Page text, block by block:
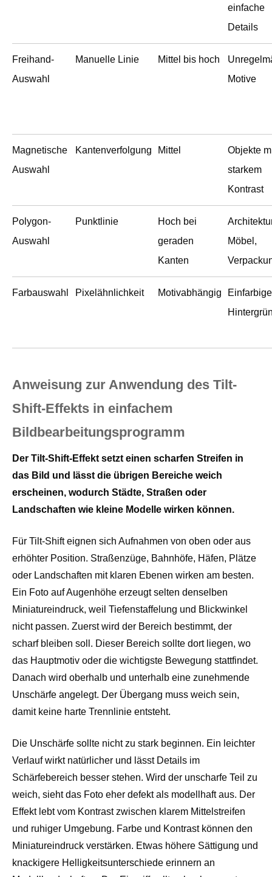
einfache
Details
Freihand-
Auswahl
Manuelle Linie Mittel bis hoch
Motive
Magnetische
Auswahl
Kantenverfolgung Mittel
Objekte
starkem
Kontrast
Polygon-
Auswahl
Punktlinie
Hoch bei
geraden
Kanten
Möbel,
Farbauswahl Pixelähnlichkeit Motivabhängig
Einfarbige
Anweisung zur Anwendung des Tilt-
Shift-Effekts in einfachem
Bildbearbeitungsprogramm
Der Tilt-Shift-Effekt setzt einen scharfen Streifen in
das Bild und lässt die übrigen Bereiche weich
erscheinen, wodurch Städte, Straßen oder
Landschaften wie kleine Modelle wirken können.
Für Tilt-Shift eignen sich Aufnahmen von oben oder aus
erhöhter Position. Straßenzüge, Bahnhöfe, Häfen, Plätze
oder Landschaften mit klaren Ebenen wirken am besten.
Ein Foto auf Augenhöhe erzeugt selten denselben
Miniatureindruck, weil Tiefenstaffelung und Blickwinkel
nicht passen. Zuerst wird der Bereich bestimmt, der
scharf bleiben soll. Dieser Bereich sollte dort liegen, wo
das Hauptmotiv oder die wichtigste Bewegung stattfindet.
Danach wird oberhalb und unterhalb eine zunehmende
Unschärfe angelegt. Der Übergang muss weich sein,
damit keine harte Trennlinie entsteht.
Die Unschärfe sollte nicht zu stark beginnen. Ein leichter
Verlauf wirkt natürlicher und lässt Details im
Schärfebereich besser stehen. Wird der unscharfe Teil zu
weich, sieht das Foto eher defekt als modellhaft aus. Der
Effekt lebt vom Kontrast zwischen klarem Mittelstreifen
und ruhiger Umgebung. Farbe und Kontrast können den
Miniatureindruck verstärken. Etwas höhere Sättigung und
knackigere Helligkeitsunterschiede erinnern an